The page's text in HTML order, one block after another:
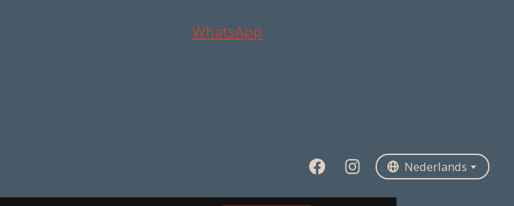
WhatsApp
Nederlands